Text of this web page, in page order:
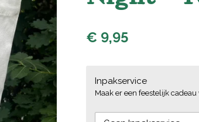
€ 9,95
Inpakservice
Maak er een feestelijk